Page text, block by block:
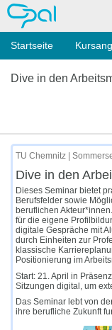
OPAL
Startseite
Dive in den
TU Chemnitz |
Dive in den
Dieses Seminar bietet
Berufsfelder sowie
beruflichen
für die eigene
digitale Gespräche mit
durch Einheiten zur
klassische
Positionierung im
Start: 21. April in
Sitzungen digital, um
Das Seminar lebt von
ihre berufliche Zukunft